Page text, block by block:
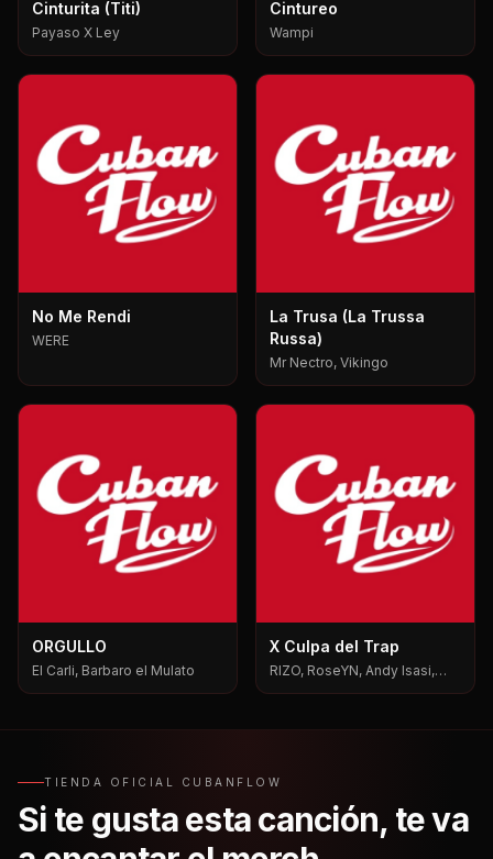
Cinturita (Titi)
Payaso X Ley
Cintureo
Wampi
No Me Rendi
WERE
La Trusa (La Trussa
Russa)
Mr Nectro, Vikingo
ORGULLO
El Carli, Barbaro el Mulato
X Culpa del Trap
RIZO, RoseYN, Andy Isasi,
TIENDA OFICIAL CUBANFLOW
Si te gusta esta canción, te va